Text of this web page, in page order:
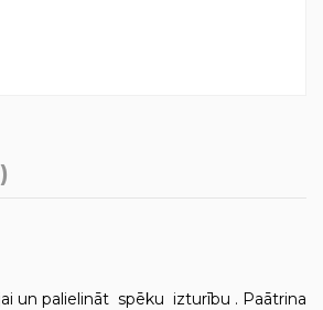
un palielināt spēku izturību . Paātrina